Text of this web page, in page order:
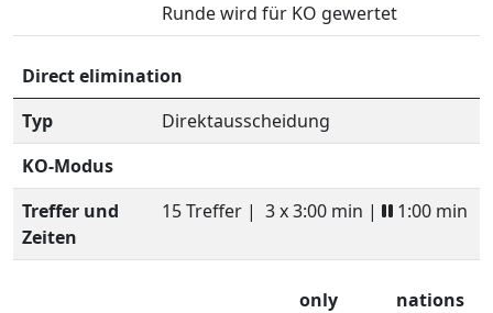
Runde wird für KO gewertet
Direct elimination
Typ
Direktausscheidung
KO-Modus
Treffer und
Zeiten
15 Treffer | 3 x 3:00 min | 1:00 min
only
nations